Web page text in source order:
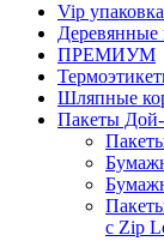
Vip упаковка
Деревянные
ПРЕМИУМ
Шляпные
Пакеты
с Zip